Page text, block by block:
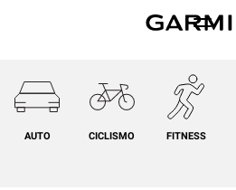
AUTO CICLISMO FITNESS